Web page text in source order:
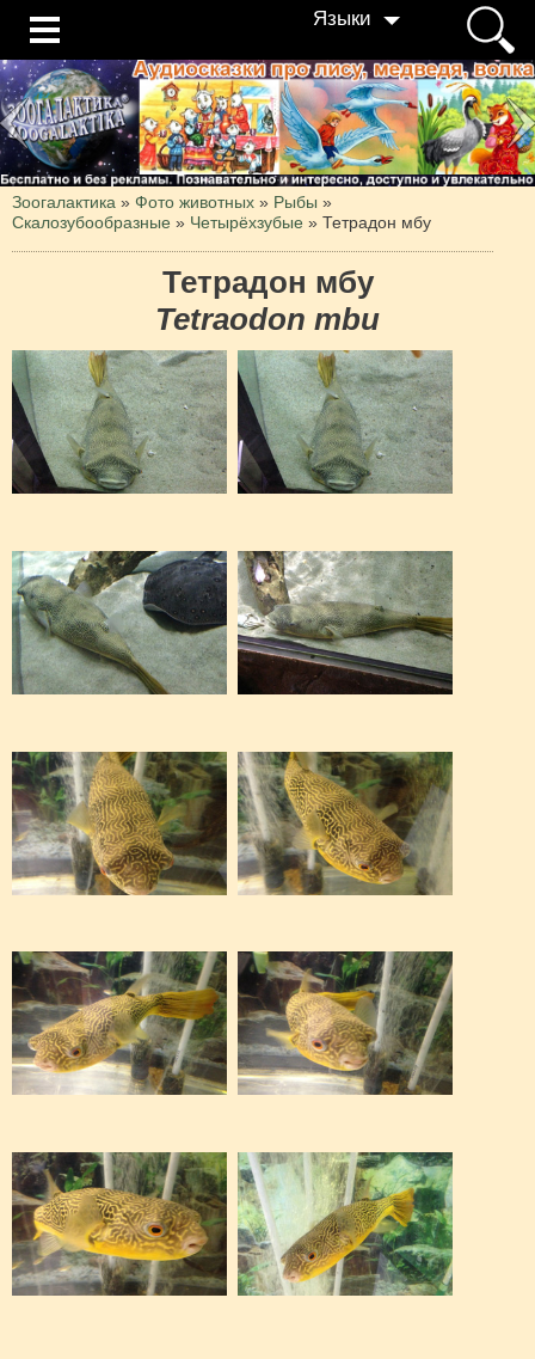
Языки
Зоогалактика » Фото животных » Рыбы »
Скалозубообразные » Четырёхзубые » Тетрадон мбу
Тетрадон мбу
Tetraodon mbu